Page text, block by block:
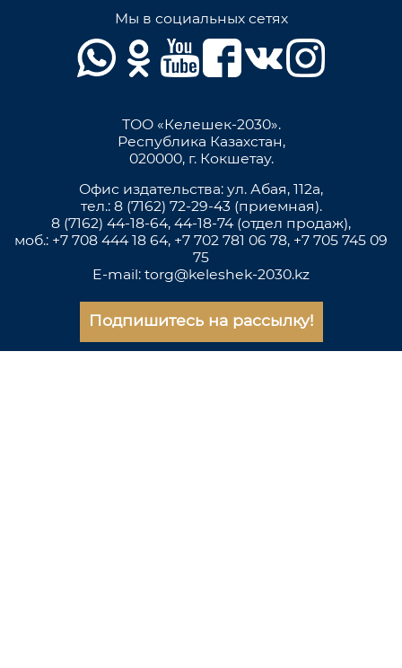
Мы в социальных сетях
ТОО «Келешек-2030».
Республика Казахстан,
020000, г. Кокшетау.
Офис издательства: ул. Абая, 112а,
тел.: 8 (7162) 72-29-43 (приемная).
8 (7162) 44-18-64, 44-18-74 (отдел продаж),
моб.: +7 708 444 18 64, +7 702 781 06 78, +7 705 745 09
75
E-mail: torg@keleshek-2030.kz
Подпишитесь на рассылку!